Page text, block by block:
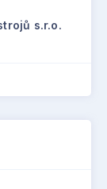
s.r.o.